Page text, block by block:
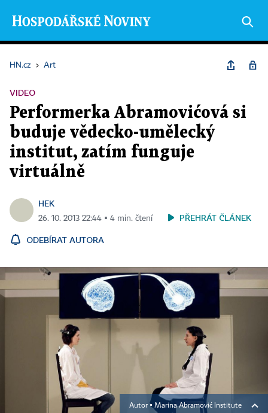
HN.cz › Art
VIDEO
Performerka Abramovićová si
buduje vědecko-umělecký
institut, zatím funguje
virtuálně
HEK
26. 10. 2013 22:44 ▪ 4 min. čtení PŘEHRÁT ČLÁNEK
ODEBÍRAT AUTORA
Autor ▪ Marina Abramović Institute